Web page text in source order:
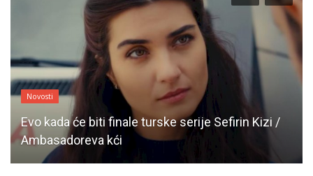
Novosti
Evo kada će biti finale turske serije Sefirin Kizi /
Ambasadoreva kći